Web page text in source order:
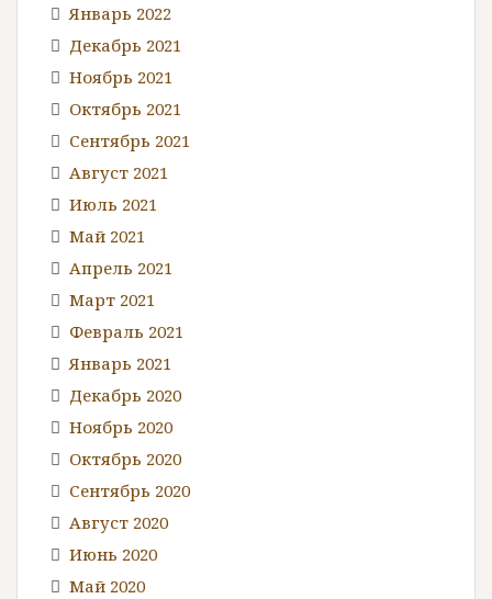
Январь 2022
Декабрь 2021
Ноябрь 2021
Октябрь 2021
Сентябрь 2021
Август 2021
Июль 2021
Май 2021
Апрель 2021
Март 2021
Февраль 2021
Январь 2021
Декабрь 2020
Ноябрь 2020
Октябрь 2020
Сентябрь 2020
Август 2020
Июнь 2020
Май 2020